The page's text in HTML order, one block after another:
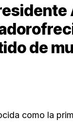
de
como la